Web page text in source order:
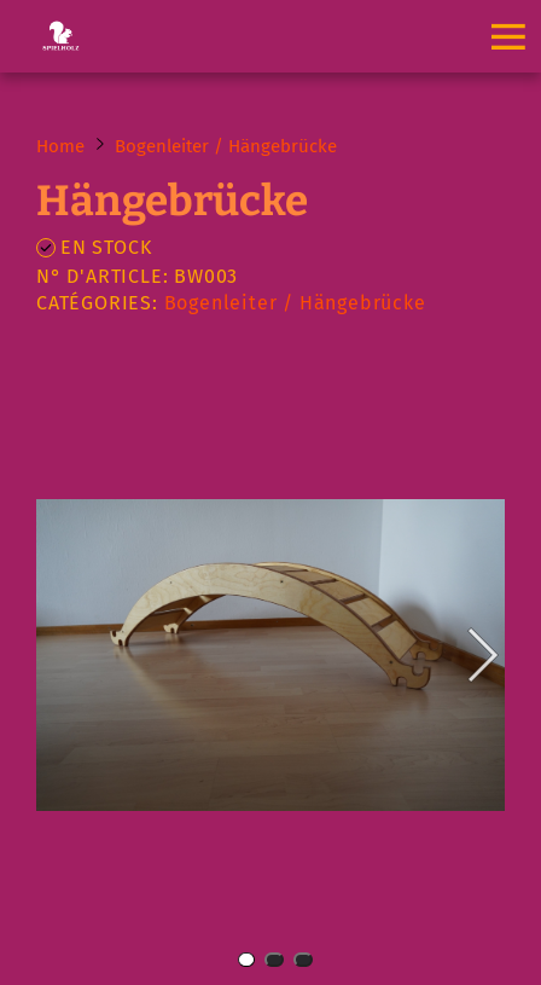
Home Bogenleiter / Hängebrücke
Hängebrücke
EN STOCK
N° D'ARTICLE: BW003
CATÉGORIES: Bogenleiter / Hängebrücke